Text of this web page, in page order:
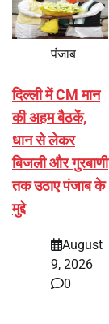
पंजाब
दिल्ली में CM मान
की अहम बैठकें,
धान से लेकर
बिजली और गुरबाणी
तक उठाए पंजाब के
मुद्दे
August
9, 2026
0